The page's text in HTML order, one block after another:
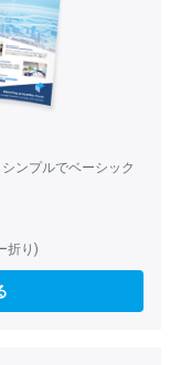
ンプルでベーシック
折り)